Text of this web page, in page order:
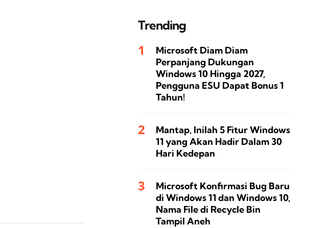
Trending
Microsoft Diam Diam
Perpanjang Dukungan
Windows 10 Hingga 2027,
Pengguna ESU Dapat Bonus 1
Tahun!
Mantap, Inilah 5 Fitur Windows
11 yang Akan Hadir Dalam 30
Hari Kedepan
Microsoft Konfirmasi Bug Baru
di Windows 11 dan Windows 10,
Nama File di Recycle Bin
Tampil Aneh